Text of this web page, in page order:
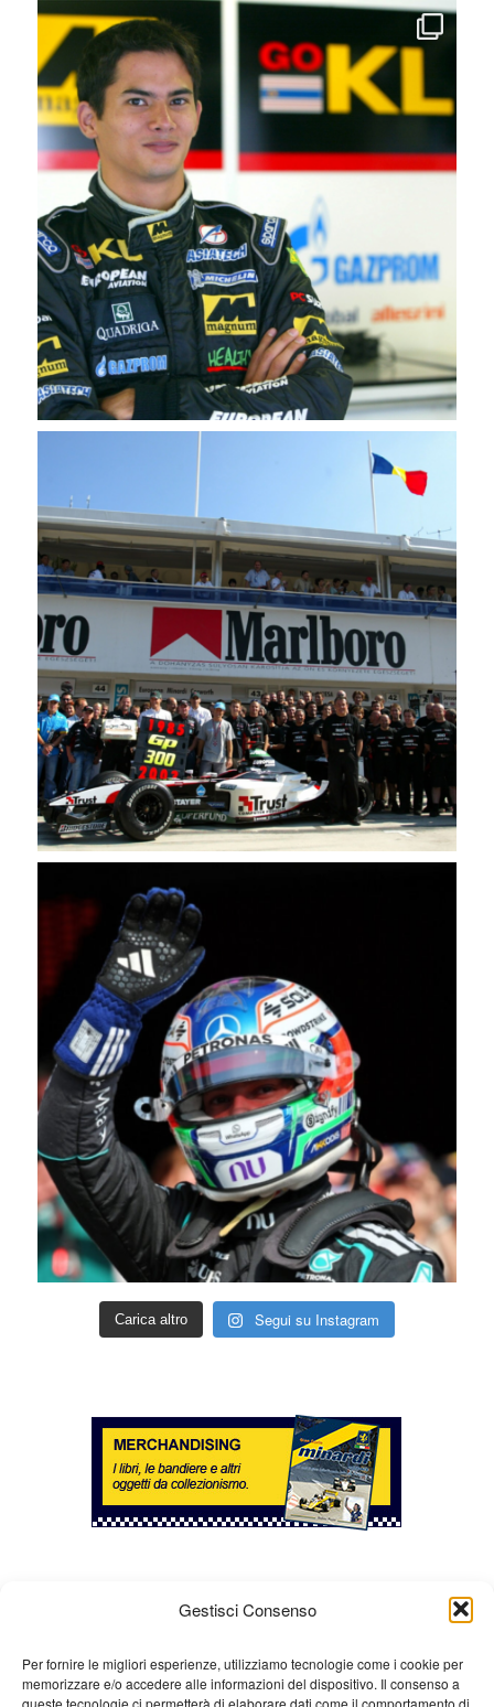
Gestisci Consenso
Per fornire le migliori esperienze, utilizziamo tecnologie come i cookie per
memorizzare e/o accedere alle informazioni del dispositivo. Il consenso a
queste tecnologie ci permetterà di elaborare dati come il comportamento di
Carica altro Segui su Instagram